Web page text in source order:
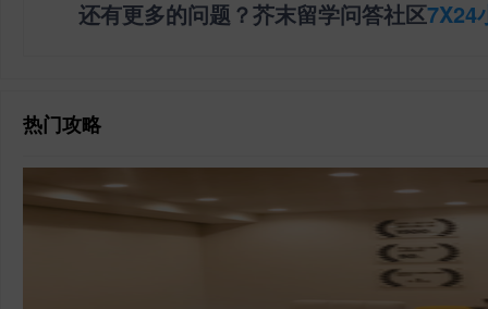
还有更多的问题？芥末留学问答社区7X24
热门攻略